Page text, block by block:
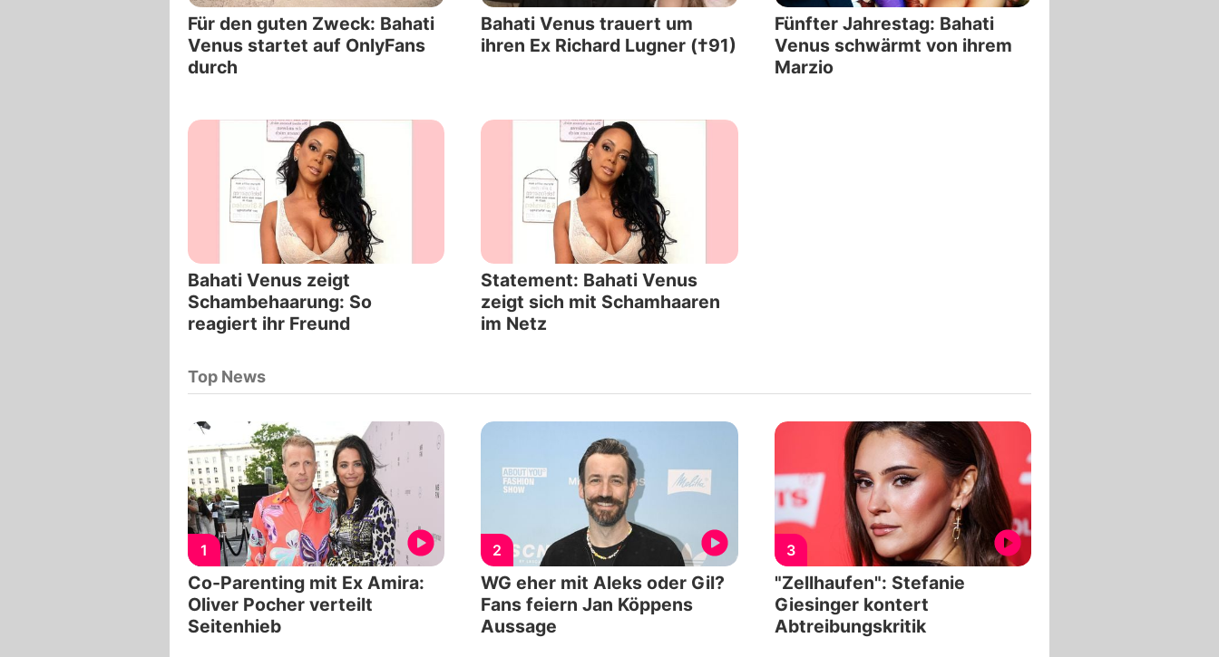
Für den guten Zweck: Bahati
Venus startet auf OnlyFans
durch
Bahati Venus trauert um
ihren Ex Richard Lugner (†91)
Fünfter Jahrestag: Bahati
Venus schwärmt von ihrem
Marzio
Bahati Venus zeigt
Schambehaarung: So
reagiert ihr Freund
Statement: Bahati Venus
zeigt sich mit Schamhaaren
im Netz
Top News
1
Co-Parenting mit Ex Amira:
Oliver Pocher verteilt
Seitenhieb
2
WG eher mit Aleks oder Gil?
Fans feiern Jan Köppens
Aussage
3
"Zellhaufen": Stefanie
Giesinger kontert
Abtreibungskritik